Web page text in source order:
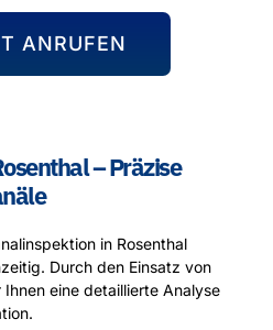
ANRUFEN
– Präzise
in Rosenthal
Durch den Einsatz von
eine detaillierte Analyse